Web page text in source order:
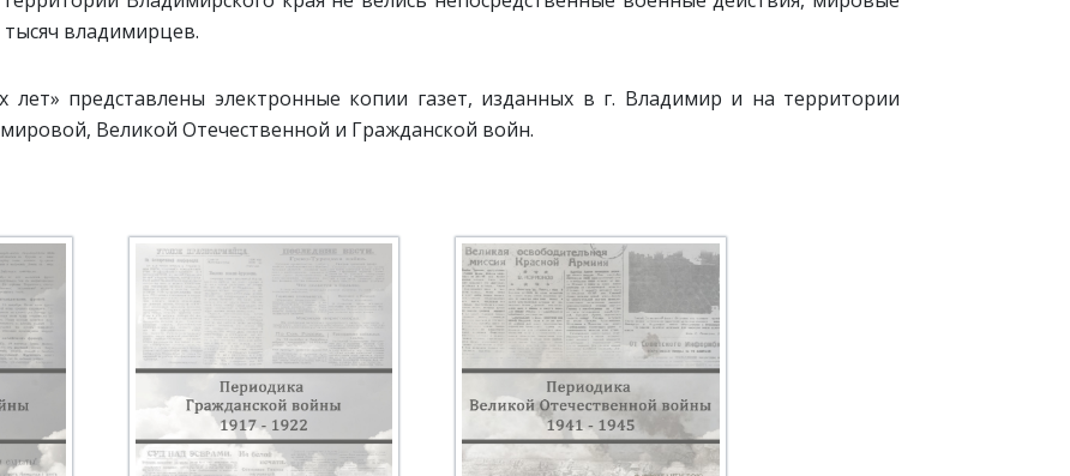
владимирцев.
представлены электронные копии газет, изданных в г. Владимир и на территории
Великой Отечественной и Гражданской войн.